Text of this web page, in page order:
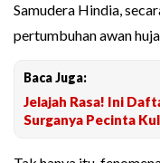
Samudera Hindia,
pertumbuhan awan
Baca Juga:
Jelajah Rasa! Ini
Surganya Pecinta